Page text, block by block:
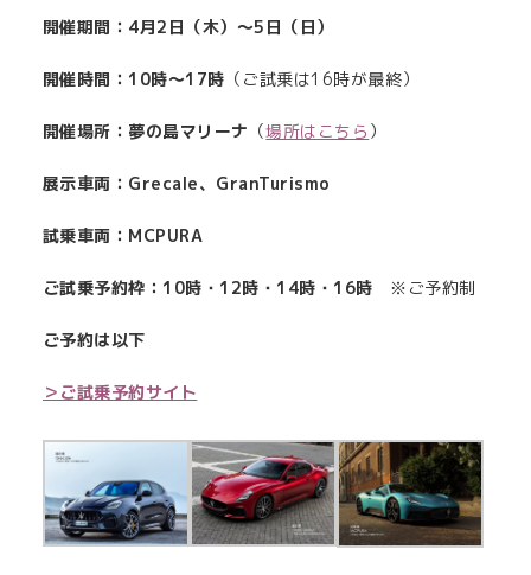
開催期間：4月2日（木）～5日（日）
開催時間：10時～17時 （ご試乗は16時が最終）
開催場所：夢の島マリーナ （場所はこちら ）
展示車両：Grecale、GranTurismo
試乗車両：MCPURA
ご試乗予約枠：10時・12時・14時・16時 ※ご予約制
ご予約は以下
＞ご試乗予約サイト